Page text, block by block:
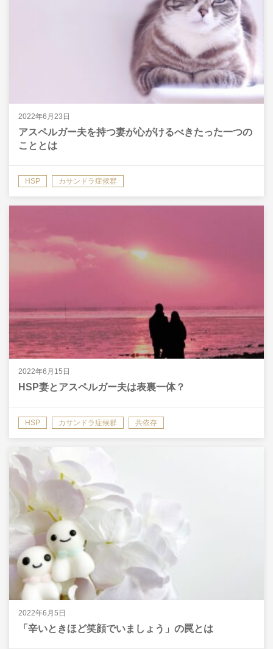
2022年6月23日
アスペルガー夫を持つ妻が心がけるべきたった一つの
こととは
HSP カサンドラ症候群
2022年6月15日
HSP妻とアスペルガー夫は表裏一体？
HSP カサンドラ症候群 共依存
2022年6月5日
「辛いときほど笑顔でいましょう」の罠とは